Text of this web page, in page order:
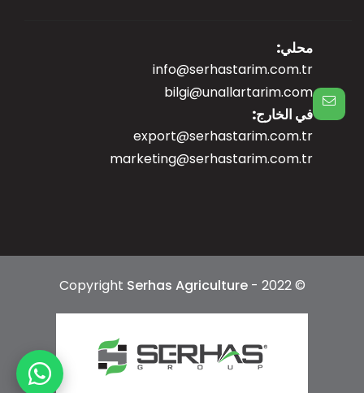
محلي:
info@serhastarim.com.tr
bilgi@unallartarim.com
في الخارج:
export@serhastarim.com.tr
marketing@serhastarim.com.tr
© Copyright
Serhas Agriculture- 2022